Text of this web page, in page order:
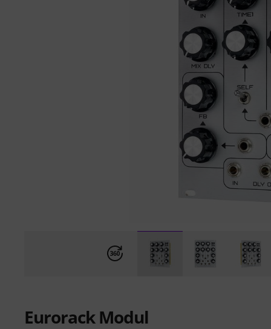
Eurorack Modul